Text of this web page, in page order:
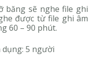
băng sẽ nghe file ghi
được từ file ghi âm
60 – 90 phút.
5 người